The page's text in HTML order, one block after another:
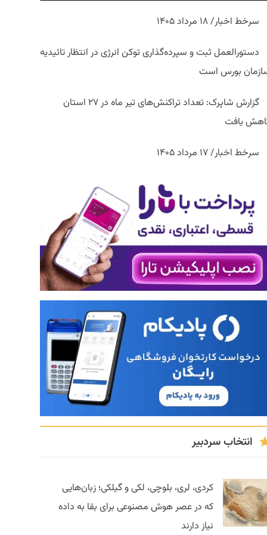
سرخط اخبار/ ۱۸ مرداد ۱۴۰۵
دستورالعمل ثبت و سپرده‌گذاری توکن انرژی در انتظار تائیدیه
بورس است
گزارش شاپرک: تعداد تراکنش‌های تیر ماه در ۲۷ استان‌
یافت
سرخط اخبار/ ۱۷ مرداد ۱۴۰۵
انتخاب سردبیر
کردی، لری، بلوچی، لکی و گیلکی؛ زبان‌هایی
که در عصر هوش مصنوعی برای بقا به داده
نیاز دارند